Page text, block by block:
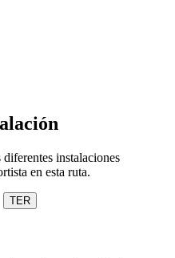
instalaciones
en esta ruta.
TER